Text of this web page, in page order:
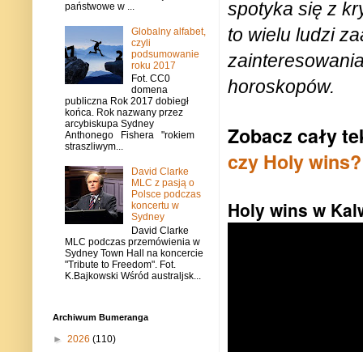
spotyka się z
to wielu ludzi
horoskopów.
Zobacz cały
czy Holy wins?
Holy wins w
państwowe w ...
Globalny alfabet,
czyli
podsumowanie
roku 2017
Fot. CC0
domena
publiczna Rok 2017 dobiegł
końca. Rok nazwany przez
arcybiskupa Sydney
Anthonego Fishera "rokiem
straszliwym...
David Clarke
MLC z pasją o
Polsce podczas
koncertu w
Sydney
David Clarke
MLC podczas przemówienia w
Sydney Town Hall na koncercie
"Tribute to Freedom". Fot.
K.Bajkowski Wśród australjsk...
Archiwum Bumeranga
► 2026 (110)